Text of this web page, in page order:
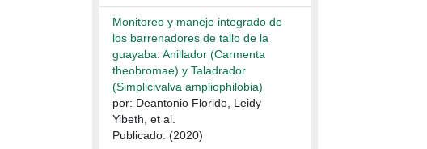
Monitoreo y manejo integrado de
los barrenadores de tallo de la
guayaba: Anillador (Carmenta
theobromae) y Taladrador
(Simplicivalva ampliophilobia)
por: Deantonio Florido, Leidy
Yibeth, et al.
Publicado: (2020)